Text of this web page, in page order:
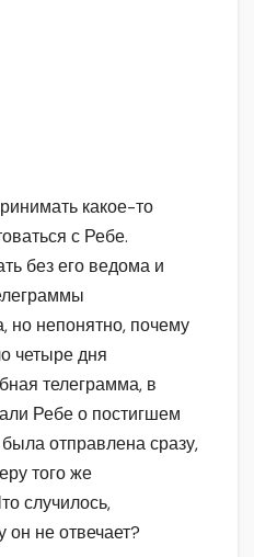
какое-то
с Ребе.
без его ведома и
но непонятно, почему
четыре дня
телеграмма, в
Ребе о постигшем
отправлена сразу,
того же
случилось,
он не отвечает?